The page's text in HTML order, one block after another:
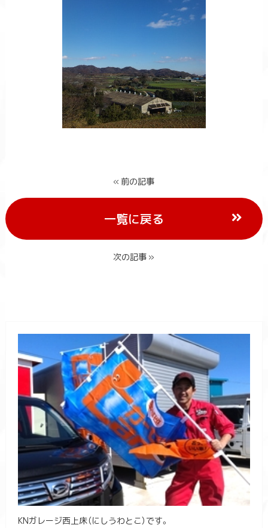
« 前の記事
一覧に戻る
次の記事 »
KNガレージ西上床（にしうわとこ）です。